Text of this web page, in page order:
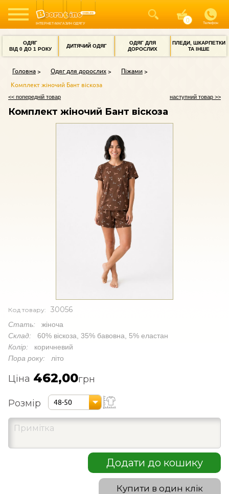
ІНТЕРНЕТ-МАГАЗИН ОДЯГУ Телефон
ОДЯГ
ВІД 0 ДО 1 РОКУ
ДИТЯЧИЙ ОДЯГ
ОДЯГ ДЛЯ
ДОРОСЛИХ
ПЛЕДИ, ШКАРПЕТКИ
ТА ІНШЕ
Головна Одяг для дорослих
Піжами
Комплект жіночий Бант віскоза
<< попередній товар наступний товар >>
Комплект жіночий Бант віскоза
Код товару: 30056
Стать: жіноча
Склад: 60% віскоза, 35% бавовна, 5% еластан
Колір: коричневий
Пора року: літо
Ціна 462,00грн
Розмір 48-50
Додати до кошику
Купити в один клік